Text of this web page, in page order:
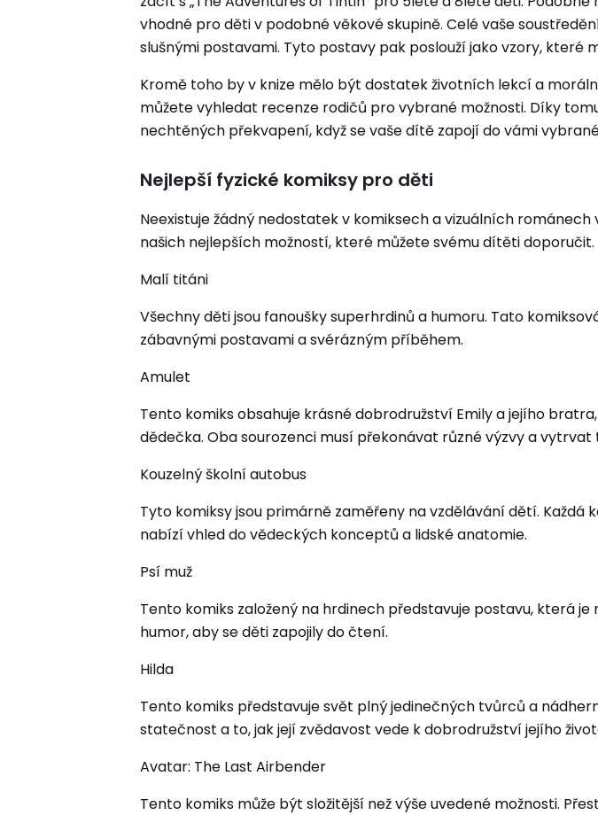
vhodné pro děti v podobné věkové skupině. Celé vaše
slušnými postavami. Tyto postavy pak poslouží jako vzory, které
Kromě toho by v knize mělo být dostatek životních lekcí a
můžete vyhledat recenze rodičů pro vybrané možnosti. Díky
nechtěných překvapení, když se vaše dítě zapojí do vámi
Nejlepší fyzické komiksy pro děti
Neexistuje žádný nedostatek v komiksech a vizuálních
našich nejlepších možností, které můžete svému dítěti doporučit.
Malí titáni
Všechny děti jsou fanoušky superhrdinů a humoru. Tato
zábavnými postavami a svérázným příběhem.
Amulet
Tento komiks obsahuje krásné dobrodružství Emily a jejího
dědečka. Oba sourozenci musí překonávat různé výzvy a vytrvat
Kouzelný školní autobus
Tyto komiksy jsou primárně zaměřeny na vzdělávání dětí.
nabízí vhled do vědeckých konceptů a lidské anatomie.
Psí muž
Tento komiks založený na hrdinech představuje postavu, která je
humor, aby se děti zapojily do čtení.
Hilda
Tento komiks představuje svět plný jedinečných tvůrců a
statečnost a to, jak její zvědavost vede k dobrodružství jejího
Avatar: The Last Airbender
Tento komiks může být složitější než výše uvedené možnosti.